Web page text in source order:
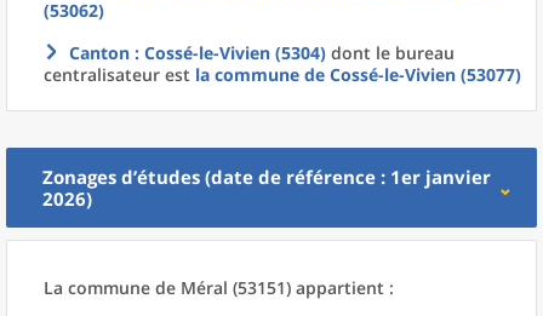
(53062)
Canton : Cossé-le-Vivien (5304) dont le bureau
centralisateur est la commune de Cossé-le-Vivien (53077)
Zonages d’études (date de référence : 1er janvier
2026)
La commune de Méral (53151) appartient :